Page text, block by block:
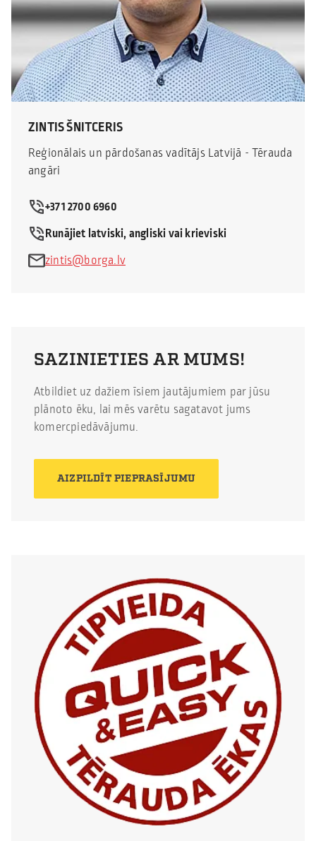
ZINTIS ŠNITCERIS
Reģionālais un pārdošanas vadītājs Latvijā - Tērauda
angāri
+371 2700 6960
Runājiet latviski, angliski vai krieviski
zintis@borga.lv
SAZINIETIES AR MUMS!
Atbildiet uz dažiem īsiem jautājumiem par jūsu
plānoto ēku, lai mēs varētu sagatavot jums
komercpiedāvājumu.
AIZPILDĪT PIEPRASĪJUMU